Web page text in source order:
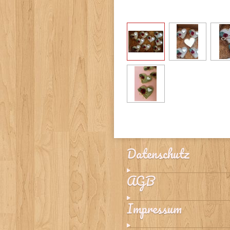
Datenschutz
AGB
Impressum